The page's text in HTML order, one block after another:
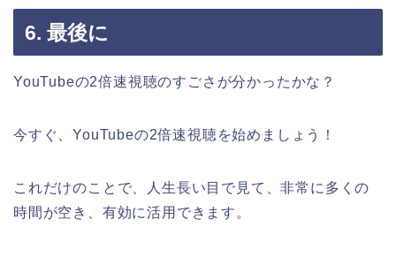
6. 最後に
YouTubeの2倍速視聴のすごさが分かったかな？
今すぐ、YouTubeの2倍速視聴を始めましょう！
これだけのことで、人生長い目で見て、非常に多くの
時間が空き、有効に活用できます。